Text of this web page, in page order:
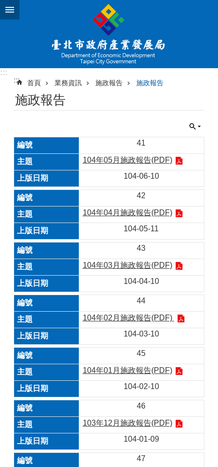
跳到主要內容區塊
:::
::: 首頁 業務資訊 施政報告 施政報告
施政報告
41
104年05月施政報告(PDF)
104-06-10
42
104年04月施政報告(PDF)
104-05-11
43
104年03月施政報告(PDF)
104-04-10
44
104年02月施政報告(PDF)
104-03-10
45
104年01月施政報告(PDF)
104-02-10
46
103年12月施政報告(PDF)
104-01-09
47